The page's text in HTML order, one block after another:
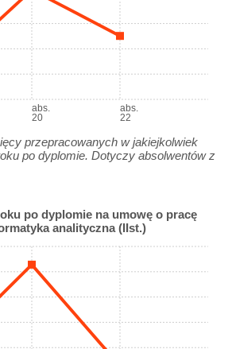
abs.
20
abs.
22
przepracowanych w jakiejkolwiek
po dyplomie. Dotyczy absolwentów z
po dyplomie na umowę o pracę
analityczna (IIst.)